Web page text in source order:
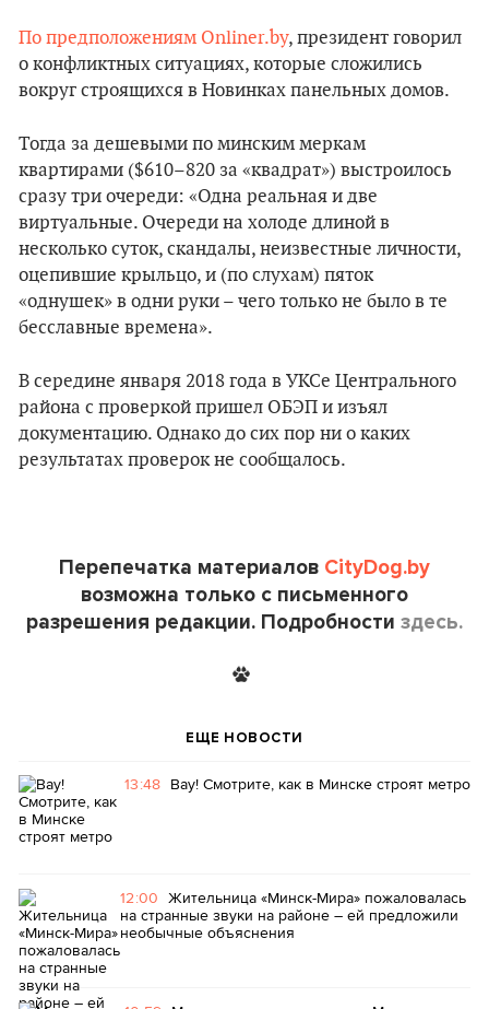
По предположениям Onliner.by, президент говорил
о конфликтных ситуациях, которые сложились
вокруг строящихся в Новинках панельных домов.
Тогда за дешевыми по минским меркам
квартирами ($610–820 за «квадрат») выстроилось
сразу три очереди: «Одна реальная и две
виртуальные. Очереди на холоде длиной в
несколько суток, скандалы, неизвестные личности,
оцепившие крыльцо, и (по слухам) пяток
«однушек» в одни руки – чего только не было в те
бесславные времена».
В середине января 2018 года в УКСе Центрального
района с проверкой пришел ОБЭП и изъял
документацию. Однако до сих пор ни о каких
результатах проверок не сообщалось.
Перепечатка материалов CityDog.by
возможна только с письменного
разрешения редакции. Подробности здесь.
ЕЩЕ НОВОСТИ
13:48 Вау! Смотрите, как в Минске строят метро
12:00 Жительница «Минск-Мира» пожаловалась
на странные звуки на районе – ей предложили
необычные объяснения